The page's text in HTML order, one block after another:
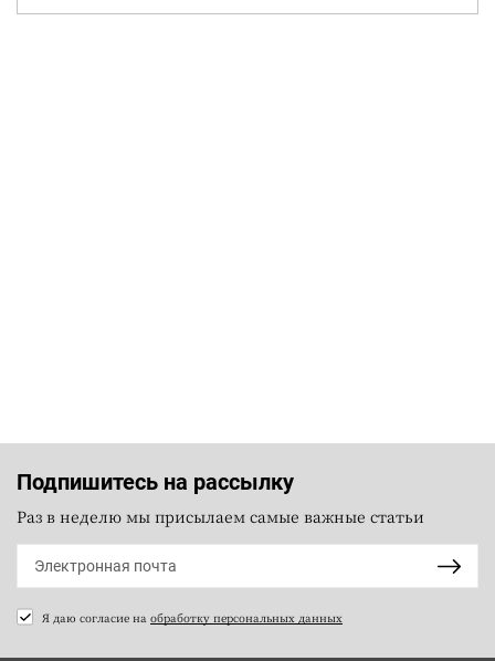
Подпишитесь на рассылку
Раз в неделю мы присылаем самые важные статьи
Я даю согласие на обработку персональных данных